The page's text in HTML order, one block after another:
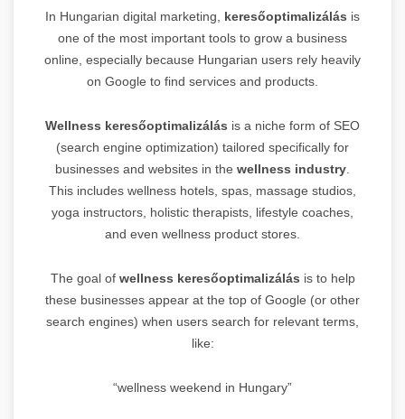
In Hungarian digital marketing, keresőoptimalizálás is
one of the most important tools to grow a business
online, especially because Hungarian users rely heavily
on Google to find services and products.
Wellness keresőoptimalizálás is a niche form of SEO
(search engine optimization) tailored specifically for
businesses and websites in the wellness industry
This includes wellness hotels, spas, massage studios,
yoga instructors, holistic therapists, lifestyle coaches,
and even wellness product stores.
The goal of wellness keresőoptimalizálás is to help
these businesses appear at the top of Google (or other
search engines) when users search for relevant terms,
like:
“wellness weekend in Hungary”